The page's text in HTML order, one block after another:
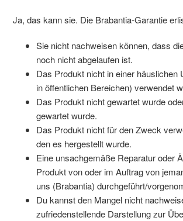
Ja, das kann sie. Die Brabantia-Garantie
Sie nicht nachweisen können, dass
noch nicht abgelaufen ist.
Das Produkt nicht in einer häuslichen
in öffentlichen Bereichen) verwendet
Das Produkt nicht gewartet wurde
gewartet wurde.
Das Produkt nicht für den Zweck
den es hergestellt wurde.
Eine unsachgemäße Reparatur oder
Produkt von oder im Auftrag von
uns (Brabantia) durchgeführt/
Du kannst den Mangel nicht
zufriedenstellende Darstellung zur